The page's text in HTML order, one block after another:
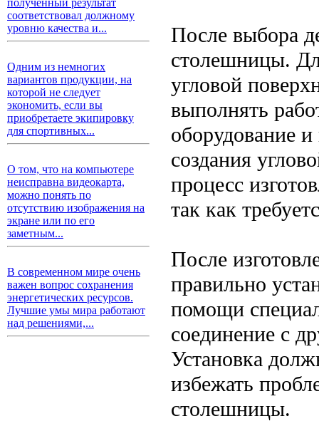
полученный результат
соответствовал должному
уровню качества и...
Одним из немногих
вариантов продукции, на
которой не следует
экономить, если вы
приобретаете экипировку
для спортивных...
О том, что на компьютере
неисправна видеокарта,
можно понять по
отсутствию изображения на
экране или по его
заметным...
В современном мире очень
важен вопрос сохранения
энергетических ресурсов.
Лучшие умы мира работают
над решениями,...
После выбора
столешницы.
угловой
выполнять
оборудование
создания
процесс
так как
После
правильно
помощи
соединение с
Установка
избежать
столешницы.